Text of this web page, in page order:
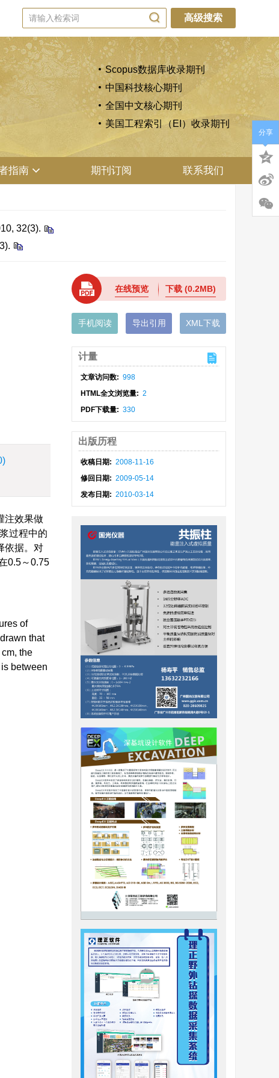
高级搜索
Scopus数据库收录期刊
中国科技核心期刊
全国中文核心期刊
美国工程索引（EI）收录期刊
指南 期刊订阅 联系我们
32(3).
注效果做
过程中的
依据。对
0.5～0.75
of
that
the
between
在线预览 下载(0.2MB)
手机阅读 导出引用 XML下载
计量
文章访问数: 998
HTML全文浏览量: 2
PDF下载量: 330
出版历程
收稿日期: 2008-11-16
修回日期: 2009-05-14
发布日期: 2010-03-14
分享